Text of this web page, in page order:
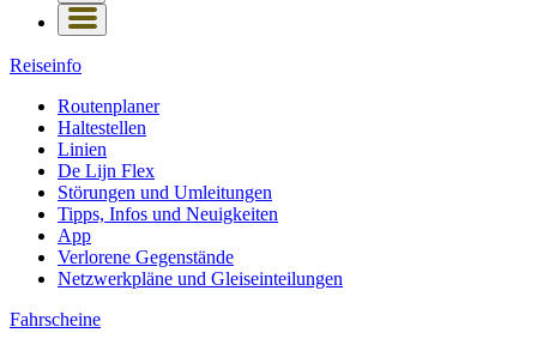
Reiseinfo
Routenplaner
Haltestellen
Linien
De Lijn Flex
Störungen und Umleitungen
Tipps, Infos und Neuigkeiten
App
Verlorene Gegenstände
Netzwerkpläne und Gleiseinteilungen
Fahrscheine